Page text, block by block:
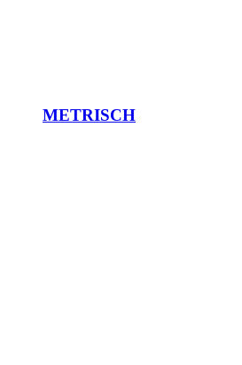
METRISCH